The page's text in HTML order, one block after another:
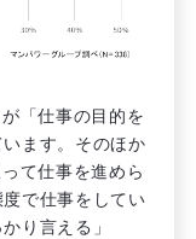
「仕事の目的を
ます。そのほか
て仕事を進めら
で仕事をしてい
り言える」